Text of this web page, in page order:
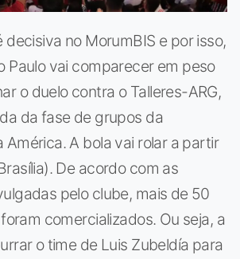
no MorumBIS e por isso,
Paulo vai comparecer em peso
o duelo contra o Talleres-ARG,
da fase de grupos da
A bola vai rolar a partir
De acordo com as
pelo clube, mais de 50
comercializados. Ou seja, a
o time de Luis Zubeldía para